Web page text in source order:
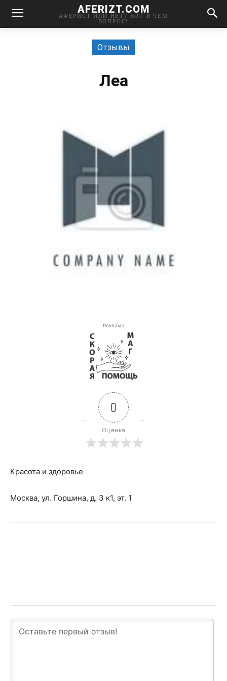
AFERIZT.COM
АФЕРИСТ ИЛИ НЕТ? ВОТ В ЧЕМ
ВОПРОС!
Отзывы
Леа
Реклама
0
Оценка
Красота и здоровье
Москва, ул. Горшина, д. 3 к1, эт. 1